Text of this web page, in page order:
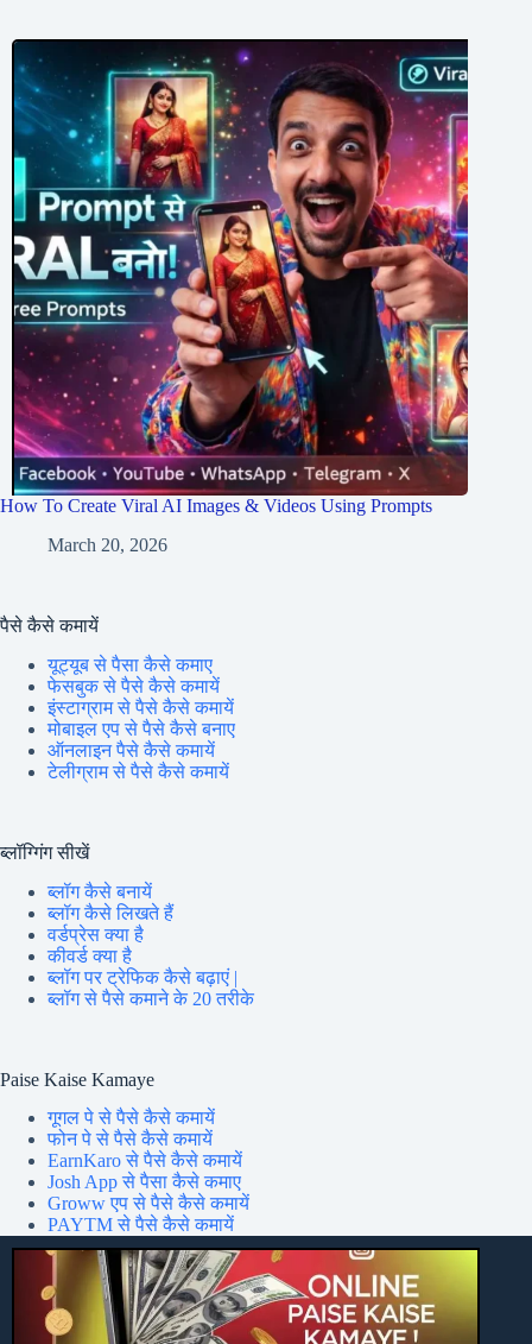
How To Create Viral AI Images & Videos Using Prompts
March 20, 2026
पैसे कैसे कमायें
यूट्यूब से पैसा कैसे कमाए
फेसबुक से पैसे कैसे कमायें
इंस्टाग्राम से पैसे कैसे कमायें
मोबाइल एप से पैसे कैसे बनाए
ऑनलाइन पैसे कैसे कमायें
टेलीग्राम से पैसे कैसे कमायें
ब्लॉग्गिंग सीखें
ब्लॉग कैसे बनायें
ब्लॉग कैसे लिखते हैं
वर्डप्रेस क्या है
कीवर्ड क्या है
ब्लॉग पर ट्रेफिक कैसे बढ़ाएं |
ब्लॉग से पैसे कमाने के 20 तरीके
Paise Kaise Kamaye
गूगल पे से पैसे कैसे कमायें
फोन पे से पैसे कैसे कमायें
EarnKaro से पैसे कैसे कमायें
Josh App से पैसा कैसे कमाए
Groww एप से पैसे कैसे कमायें
PAYTM से पैसे कैसे कमायें